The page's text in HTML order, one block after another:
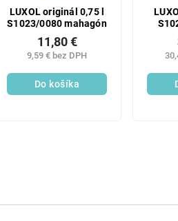
LUXOL originál 0,75 l
S1023/0080 mahagón
9,59 € bez DPH
11,80 €
Do košíka